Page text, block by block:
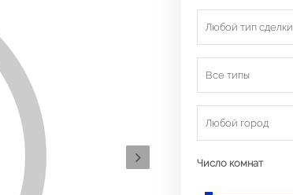
Любой тип сделки
Все типы
Любой город
Число комнат